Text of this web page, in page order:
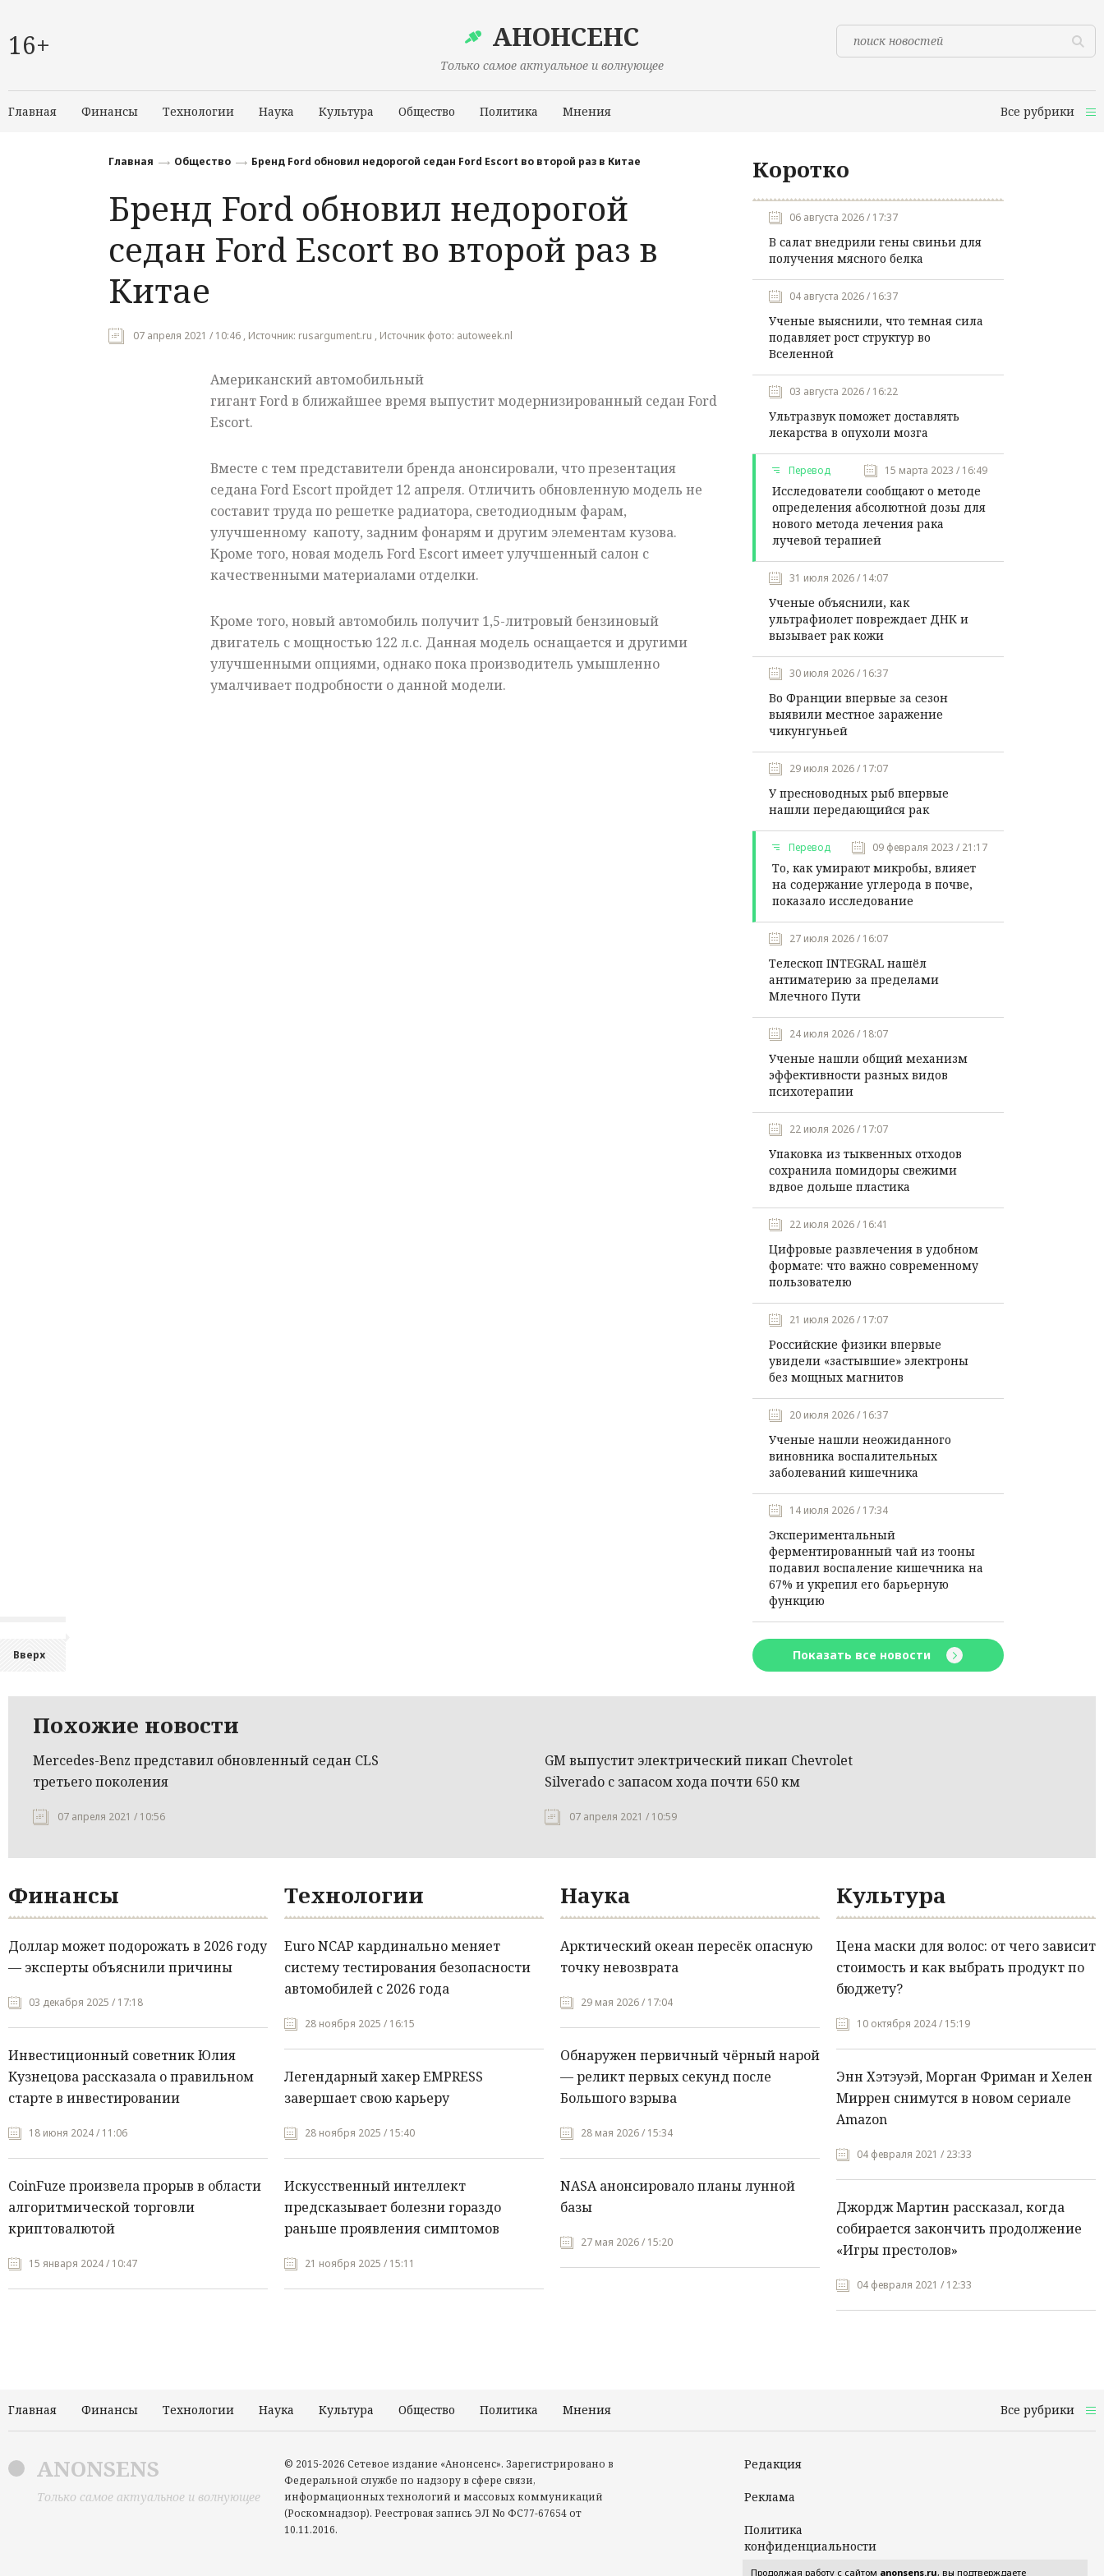
16+ АНОНСЕНС
Только самое актуальное и волнующее
Главная Финансы Технологии Наука Культура Общество Политика Мнения Все рубрики
Происшествия
Вверх
Главная Общество Бренд Ford обновил недорогой седан Ford Escort во второй раз в Китае
Бренд Ford обновил недорогой
седан Ford Escort во второй раз в
Китае
07 апреля 2021 / 10:46 , Источник: rusargument.ru , Источник фото: autoweek.nl
Американский автомобильный
гигант Ford в ближайшее время выпустит модернизированный седан Ford
Escort.
Вместе с тем представители бренда анонсировали, что презентация
седана Ford Escort пройдет 12 апреля. Отличить обновленную модель не
составит труда по решетке радиатора, светодиодным фарам,
улучшенному капоту, задним фонарям и другим элементам кузова.
Кроме того, новая модель Ford Escort имеет улучшенный салон с
качественными материалами отделки.
Кроме того, новый автомобиль получит 1,5-литровый бензиновый
двигатель с мощностью 122 л.с. Данная модель оснащается и другими
улучшенными опциями, однако пока производитель умышленно
умалчивает подробности о данной модели.
Коротко
06 августа 2026 / 17:37
В салат внедрили гены свиньи для
получения мясного белка
04 августа 2026 / 16:37
Ученые выяснили, что темная сила
подавляет рост структур во
Вселенной
03 августа 2026 / 16:22
Ультразвук поможет доставлять
лекарства в опухоли мозга
Перевод 15 марта 2023 / 16:49
Исследователи сообщают о методе
определения абсолютной дозы для
нового метода лечения рака
лучевой терапией
31 июля 2026 / 14:07
Ученые объяснили, как
ультрафиолет повреждает ДНК и
вызывает рак кожи
30 июля 2026 / 16:37
Во Франции впервые за сезон
выявили местное заражение
чикунгуньей
29 июля 2026 / 17:07
У пресноводных рыб впервые
нашли передающийся рак
Перевод 09 февраля 2023 / 21:17
То, как умирают микробы, влияет
на содержание углерода в почве,
показало исследование
27 июля 2026 / 16:07
Телескоп INTEGRAL нашёл
антиматерию за пределами
Млечного Пути
24 июля 2026 / 18:07
Ученые нашли общий механизм
эффективности разных видов
психотерапии
22 июля 2026 / 17:07
Упаковка из тыквенных отходов
сохранила помидоры свежими
вдвое дольше пластика
22 июля 2026 / 16:41
Цифровые развлечения в удобном
формате: что важно современному
пользователю
21 июля 2026 / 17:07
Российские физики впервые
увидели «застывшие» электроны
без мощных магнитов
20 июля 2026 / 16:37
Ученые нашли неожиданного
виновника воспалительных
заболеваний кишечника
14 июля 2026 / 17:34
Экспериментальный
ферментированный чай из тооны
подавил воспаление кишечника на
67% и укрепил его барьерную
функцию
Показать все новости
Похожие новости
Mercedes-Benz представил обновленный седан CLS
третьего поколения
07 апреля 2021 / 10:56
GM выпустит электрический пикап Chevrolet
Silverado с запасом хода почти 650 км
07 апреля 2021 / 10:59
Финансы
Доллар может подорожать в 2026 году
— эксперты объяснили причины
03 декабря 2025 / 17:18
Инвестиционный советник Юлия
Кузнецова рассказала о правильном
старте в инвестировании
18 июня 2024 / 11:06
CoinFuze произвела прорыв в области
алгоритмической торговли
криптовалютой
15 января 2024 / 10:47
Технологии
Euro NCAP кардинально меняет
систему тестирования безопасности
автомобилей с 2026 года
28 ноября 2025 / 16:15
Легендарный хакер EMPRESS
завершает свою карьеру
28 ноября 2025 / 15:40
Искусственный интеллект
предсказывает болезни гораздо
раньше проявления симптомов
21 ноября 2025 / 15:11
Наука
Арктический океан пересёк опасную
точку невозврата
29 мая 2026 / 17:04
Обнаружен первичный чёрный нарой
— реликт первых секунд после
Большого взрыва
28 мая 2026 / 15:34
NASA анонсировало планы лунной
базы
27 мая 2026 / 15:20
Культура
Цена маски для волос: от чего зависит
стоимость и как выбрать продукт по
бюджету?
10 октября 2024 / 15:19
Энн Хэтэуэй, Морган Фриман и Хелен
Миррен снимутся в новом сериале
Amazon
04 февраля 2021 / 23:33
Джордж Мартин рассказал, когда
собирается закончить продолжение
«Игры престолов»
04 февраля 2021 / 12:33
Главная Финансы Технологии Наука Культура Общество Политика Мнения Все рубрики
ANONSENS
Только самое актуальное и волнующее
© 2015-2026 Сетевое издание «Анонсенс». Зарегистрировано в
Федеральной службе по надзору в сфере связи,
информационных технологий и массовых коммуникаций
(Роскомнадзор). Реестровая запись ЭЛ No ФС77-67654 от
10.11.2016.
Редакция
Реклама
Политика
конфиденциальности
Продолжая работу с сайтом anonsens.ru, вы подтверждаете